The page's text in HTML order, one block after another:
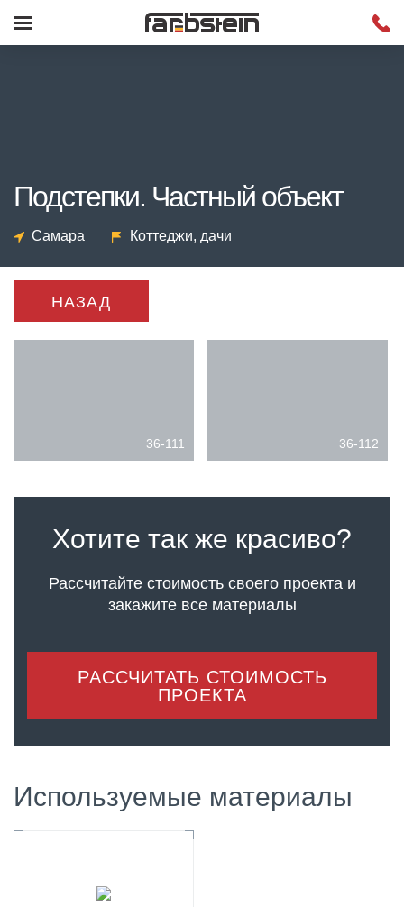
Подстепки. Частный объект
Самара Коттеджи, дачи
НАЗАД
36-111 36-112
Хотите так же красиво?
Рассчитайте стоимость своего проектаи
закажите все материалы
РАССЧИТАТЬ СТОИМОСТЬ
ПРОЕКТА
Используемые материалы